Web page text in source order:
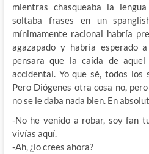
mientras chasqueaba la
soltaba frases en un
mínimamente racional habría
agazapado y habría esperado
pensara que la caída de
accidental. Yo que sé, todos los
Pero Diógenes otra cosa no,
no se le daba nada bien. En
-No he venido a robar, soy fan
vivías aquí.
-Ah, ¿lo crees ahora?